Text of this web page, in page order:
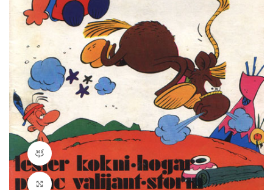
360 product view
Klikni da povečaš